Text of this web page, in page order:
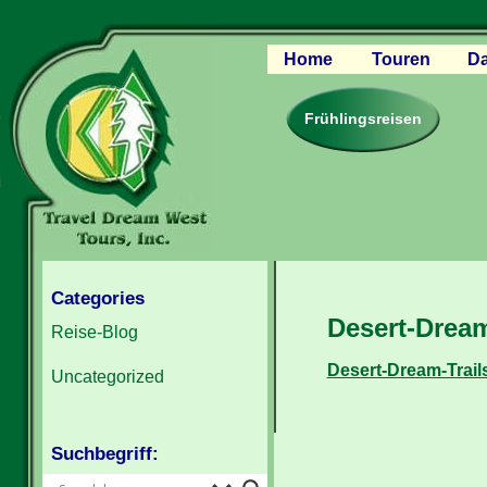
Home
Touren
Canyon Region
Rocky
Pazifischer
Frühlingsreisen
Desert-
Desert-Dream-
Categories
Reise-Blog
Uncategorized
Suchbegriff: